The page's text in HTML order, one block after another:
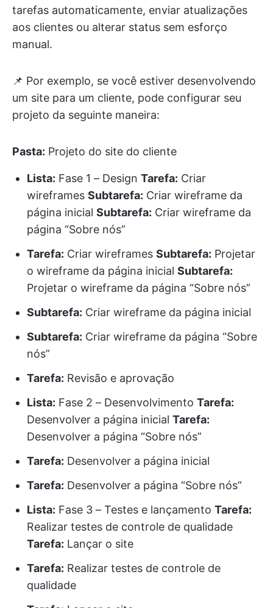
tarefas automaticamente, enviar atualizações
aos clientes ou alterar status sem esforço
manual.
📌 Por exemplo, se você estiver desenvolvendo
um site para um cliente, pode configurar seu
projeto da seguinte maneira:
Pasta: Projeto do site do cliente
Lista: Fase 1 – Design Tarefa: Criar
wireframes Subtarefa: Criar wireframe da
página inicial Subtarefa: Criar wireframe da
página “Sobre nós”
Tarefa: Criar wireframes Subtarefa: Projetar
o wireframe da página inicial Subtarefa:
Projetar o wireframe da página “Sobre nós”
Subtarefa: Criar wireframe da página inicial
Subtarefa: Criar wireframe da página “Sobre
nós”
Tarefa: Revisão e aprovação
Lista: Fase 2 – Desenvolvimento Tarefa:
Desenvolver a página inicial Tarefa:
Desenvolver a página “Sobre nós”
Tarefa: Desenvolver a página inicial
Tarefa: Desenvolver a página “Sobre nós”
Lista: Fase 3 – Testes e lançamento Tarefa:
Realizar testes de controle de qualidade
Tarefa: Lançar o site
Tarefa: Realizar testes de controle de
qualidade